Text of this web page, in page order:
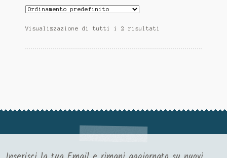
Visualizzazione di tutti i 2 risultati